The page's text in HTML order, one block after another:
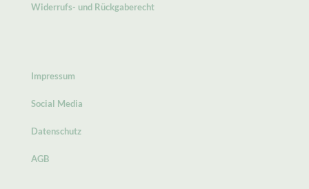
Widerrufs- und Rückgaberecht
Impressum
Social Media
Datenschutz
AGB